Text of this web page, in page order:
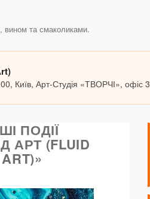
та смаколиками.
Київ, Арт-Студія «ТВОРЧІ», офіс 3
ПОДІЇ
АРТ (FLUID
ART)»